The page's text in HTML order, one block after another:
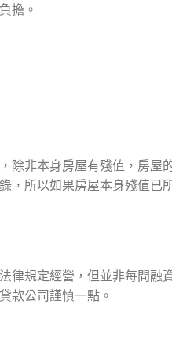
擔。
除非本身房屋有殘值，房屋
，所以如果房屋本身殘值已
律規定經營，但並非每間融
款公司謹慎一點。